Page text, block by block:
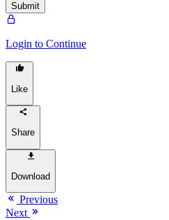
Submit
Login to Continue
Like
Share
Download
Previous
Next